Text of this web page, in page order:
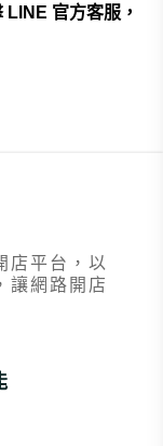
官方客服，
店平台，以
讓網路開店